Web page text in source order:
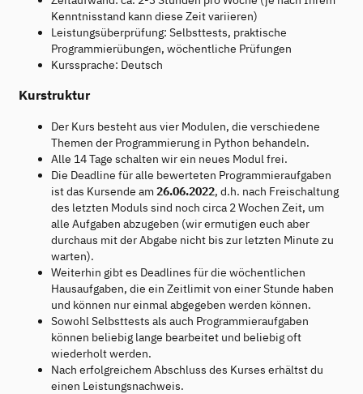
Kenntnisstand kann diese Zeit variieren)
Leistungsüberprüfung: Selbsttests, praktische
Programmierübungen, wöchentliche Prüfungen
Kurssprache: Deutsch
Kurstruktur
Der Kurs besteht aus vier Modulen, die verschiedene
Themen der Programmierung in Python behandeln.
Alle 14 Tage schalten wir ein neues Modul frei.
Die Deadline für alle bewerteten Programmieraufgaben
ist das Kursende am26.06.2022, d.h. nach Freischaltung
des letzten Moduls sind noch circa 2 Wochen Zeit, um
alle Aufgaben abzugeben (wir ermutigen euch aber
durchaus mit der Abgabe nicht bis zur letzten Minute zu
warten).
Weiterhin gibt es Deadlines für die wöchentlichen
Hausaufgaben, die ein Zeitlimit von einer Stunde haben
und können nur einmal abgegeben werden können.
Sowohl Selbsttests als auch Programmieraufgaben
können beliebig lange bearbeitet und beliebig oft
wiederholt werden.
Nach erfolgreichem Abschluss des Kurses erhältst du
einen Leistungsnachweis.